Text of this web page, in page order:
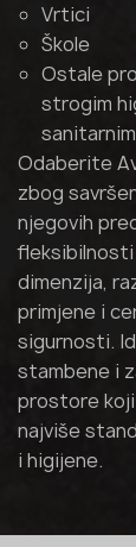
Vrtici
Škole
Ostale
strogim
Odaberite
zbog
njegovih
fleksibilnosti
dimenzija,
primjene i
sigurnosti.
stambene i
prostore
najviše
i higijene.